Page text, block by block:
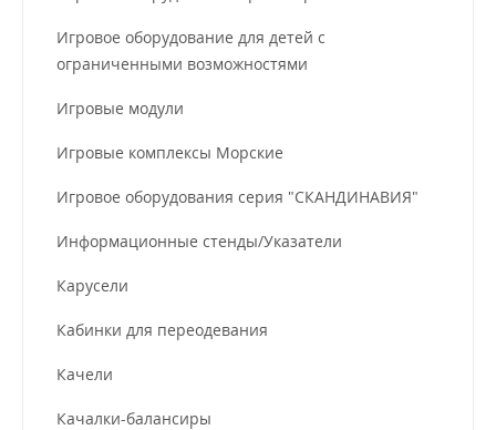
Игровое оборудование для детей с
ограниченными возможностями
Игровые модули
Игровые комплексы Морские
Игровое оборудования серия "СКАНДИНАВИЯ"
Информационные стенды/Указатели
Карусели
Кабинки для переодевания
Качели
Качалки-балансиры